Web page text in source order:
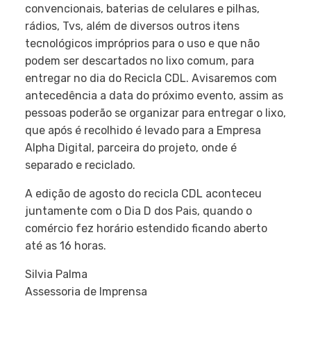
convencionais, baterias de celulares e pilhas,
rádios, Tvs, além de diversos outros itens
tecnológicos impróprios para o uso e que não
podem ser descartados no lixo comum, para
entregar no dia do Recicla CDL. Avisaremos com
antecedência a data do próximo evento, assim as
pessoas poderão se organizar para entregar o lixo,
que após é recolhido é levado para a Empresa
Alpha Digital, parceira do projeto, onde é
separado e reciclado.
A edição de agosto do recicla CDL aconteceu
juntamente com o Dia D dos Pais, quando o
comércio fez horário estendido ficando aberto
até as 16 horas.
Silvia Palma
Assessoria de Imprensa